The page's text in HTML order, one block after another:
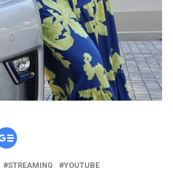
STREAMING YOUTUBE